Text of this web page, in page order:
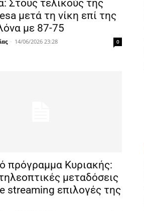
Στους τελικούς της
μετά τη νίκη επί της
με 87-75
- 14/06/2026 23:28 0
πρόγραμμα Κυριακής:
μεταδόσεις
streaming επιλογές της